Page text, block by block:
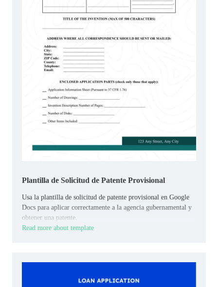
Plantilla de Solicitud de Patente Provisional
Usa la plantilla de solicitud de patente provisional en Google
Docs para aplicar correctamente a la agencia gubernamental y
obtener una patente.
Read more about template